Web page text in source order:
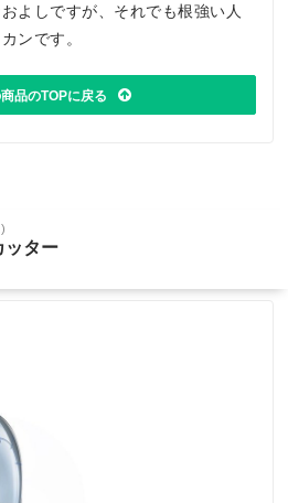
よしですが、それでも根強い人
ンです。
品のTOPに戻る
ッター